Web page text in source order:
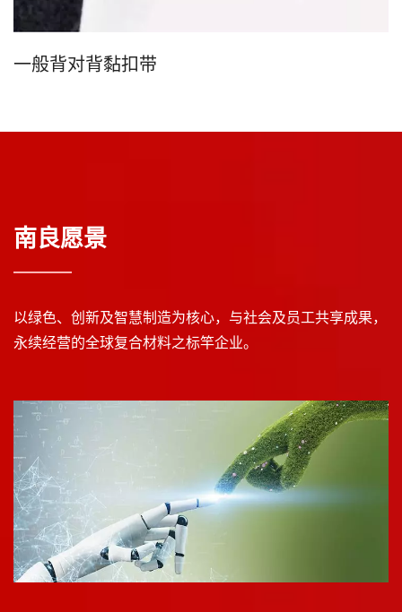
一般背对背黏扣带
南良愿景
以绿色、创新及智慧制造为核心，与社会及员工共享成果，
永续经营的全球复合材料之标竿企业。